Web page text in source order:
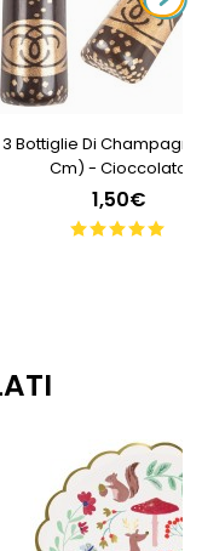
3 Bottiglie Di
Cm) - Cioccolato
1,50€